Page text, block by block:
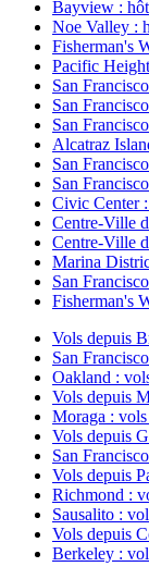
Bayview :
Noe Valley :
Fisherman's
Pacific
San
San
San
Alcatraz
San
San
Civic Center
Centre-Ville
Centre-Ville
Marina
San
Fisherman's
Vols depuis
San
Oakland :
Vols depuis
Moraga : vols
Vols depuis
San
Vols depuis
Richmond :
Sausalito :
Vols depuis
Berkeley :